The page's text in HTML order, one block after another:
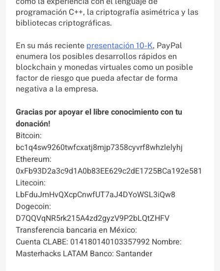
programación C++, la criptografía asimétrica y las
bibliotecas criptográficas.
En su más reciente presentación 10-K, PayPal
enumera los posibles desarrollos rápidos en
blockchain y monedas virtuales como un posible
factor de riesgo que pueda afectar de forma
negativa a la empresa.
Gracias por apoyar el libre conocimiento con tu
donación!
Bitcoin:
bc1q4sw9260twfcxatj8mjp7358cyvrf8whzlelyhj
Ethereum:
0xFb93D2a3c9d1A0b83EE629c2dE1725BCa192e581
Litecoin:
LbFduJmHvQXcpCnwfUT7aJ4DYoWSL3iQw8
Dogecoin:
D7QQVqNR5rk215A4zd2gyzV9P2bLQtZHFV
Transferencia bancaria en México:
Cuenta CLABE: 014180140103357992 Nombre:
Masterhacks LATAM Banco: Santander